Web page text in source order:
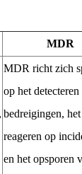
MDR
MDR richt zich
op het detecteren
bedreigingen, het
reageren op
en het opsporen